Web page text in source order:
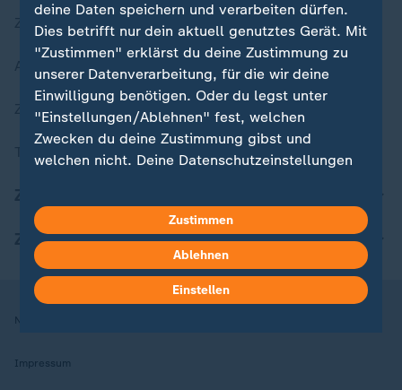
Zuletzt veröffentlicht
Aktuelle Sendungs-Videos
ZDFheute Stories
Themen im Überblick
ZDFheute Apps
Nutzungsbedingungen
Impressum
deine Daten speichern und verarbeiten dürfen.
Dies betrifft nur dein aktuell genutztes Gerät. Mit
"Zustimmen" erklärst du deine Zustimmung zu
unserer Datenverarbeitung, für die wir deine
Einwilligung benötigen. Oder du legst unter
"Einstellungen/Ablehnen" fest, welchen
Zwecken du deine Zustimmung gibst und
welchen nicht. Deine Datenschutzeinstellungen
in deinen Einstellungen widerrufen oder ändern.
Hier findest du das Impressum.
Weitere Informationen findest du in unserer
Datenschutzerklärung.
Zustimmen
Ablehnen
Einstellen